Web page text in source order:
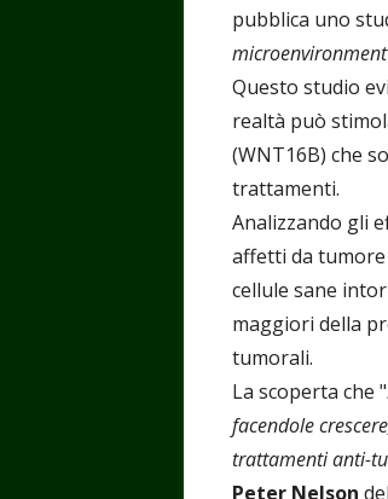
pubblica uno
Questo studio
realtà può
(WNT16B) che
trattamenti.
Analizzando gli
affetti da
cellule sane
maggiori della
tumorali.
La scoperta che "
facendole
trattamenti anti-
Peter Nelson